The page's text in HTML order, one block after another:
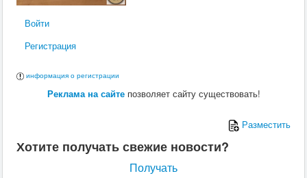
Войти
Регистрация
информация о регистрации
Реклама на сайтепозволяет сайту существовать!
Разместить
Хотите получать свежие новости?
Получать